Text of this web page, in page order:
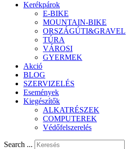
Kerékpárok
E-BIKE
MOUNTAIN-BIKE
ORSZÁGÚTI&GRAVEL
TÚRA
VÁROSI
GYERMEK
Akció
BLOG
SZERVIZELÉS
Események
Kiegészítők
ALKATRÉSZEK
COMPUTEREK
Védőfelszerelés
Search ...